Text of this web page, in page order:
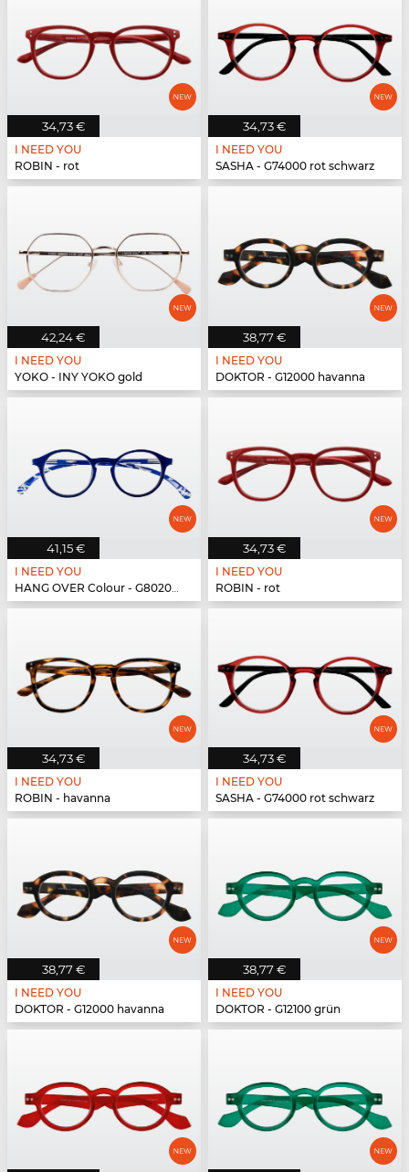
34,73 €
I NEED YOU
ROBIN - rot
34,73 €
I NEED YOU
SASHA - G74000 rot schwarz
42,24 €
I NEED YOU
YOKO - INY YOKO gold
38,77 €
I NEED YOU
DOKTOR - G12000 havanna
41,15 €
I NEED YOU
HANG OVER Colour - G80200 blau
34,73 €
I NEED YOU
ROBIN - rot
34,73 €
I NEED YOU
ROBIN - havanna
34,73 €
I NEED YOU
SASHA - G74000 rot schwarz
38,77 €
I NEED YOU
DOKTOR - G12000 havanna
38,77 €
I NEED YOU
DOKTOR - G12100 grün